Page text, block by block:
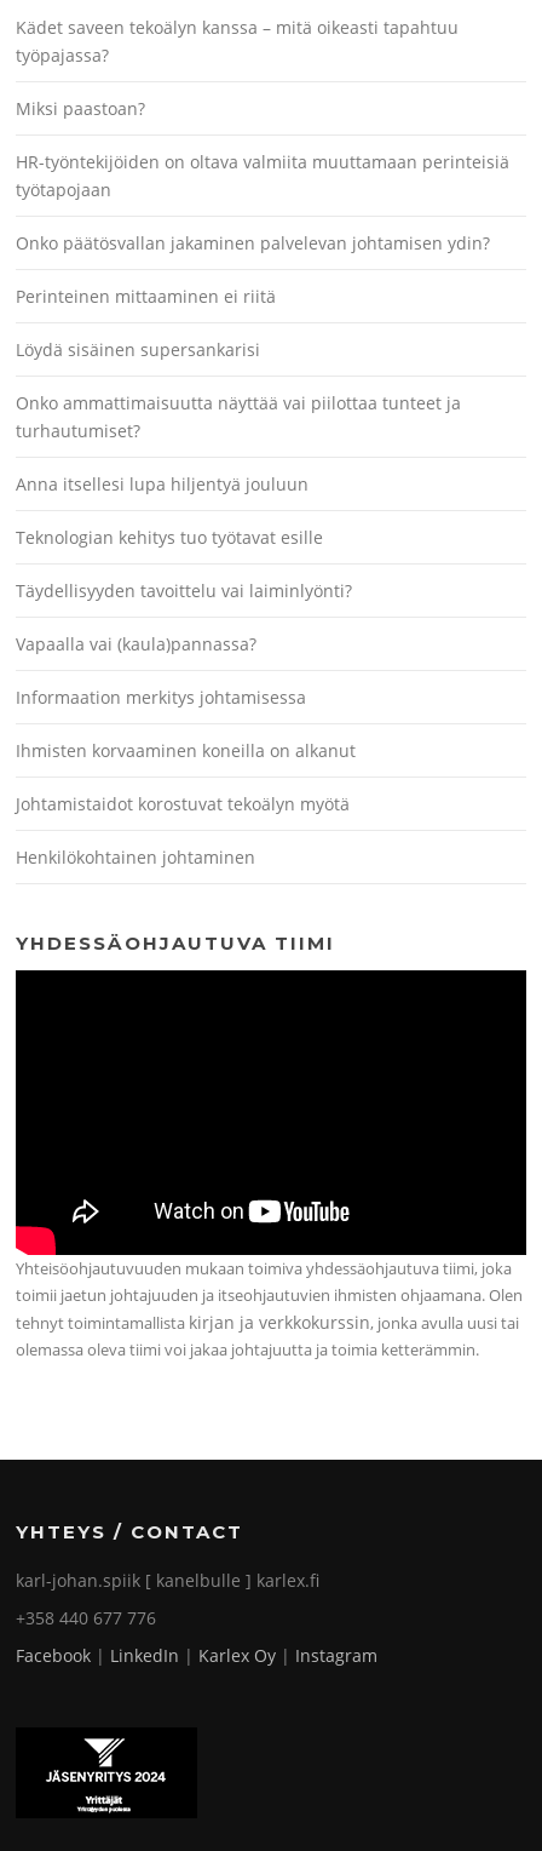
Kädet saveen tekoälyn kanssa – mitä oikeasti tapahtuu
työpajassa?
Miksi paastoan?
HR-työntekijöiden on oltava valmiita muuttamaan perinteisiä
työtapojaan
Onko päätösvallan jakaminen palvelevan johtamisen ydin?
Perinteinen mittaaminen ei riitä
Löydä sisäinen supersankarisi
Onko ammattimaisuutta näyttää vai piilottaa tunteet ja
turhautumiset?
Anna itsellesi lupa hiljentyä jouluun
Teknologian kehitys tuo työtavat esille
Täydellisyyden tavoittelu vai laiminlyönti?
Vapaalla vai (kaula)pannassa?
Informaation merkitys johtamisessa
Ihmisten korvaaminen koneilla on alkanut
Johtamistaidot korostuvat tekoälyn myötä
Henkilökohtainen johtaminen
YHDESSÄOHJAUTUVA TIIMI
Yhteisöohjautuvuuden mukaan toimiva yhdessäohjautuva tiimi, joka
toimii jaetun johtajuuden ja itseohjautuvien ihmisten ohjaamana. Olen
tehnyt toimintamallista kirjan ja verkkokurssin, jonka avulla uusi tai
olemassa oleva tiimi voi jakaa johtajuutta ja toimia ketterämmin.
YHTEYS / CONTACT
karl-johan.spiik [ kanelbulle ] karlex.fi
+358 440 677 776
Facebook | LinkedIn | Karlex Oy | Instagram